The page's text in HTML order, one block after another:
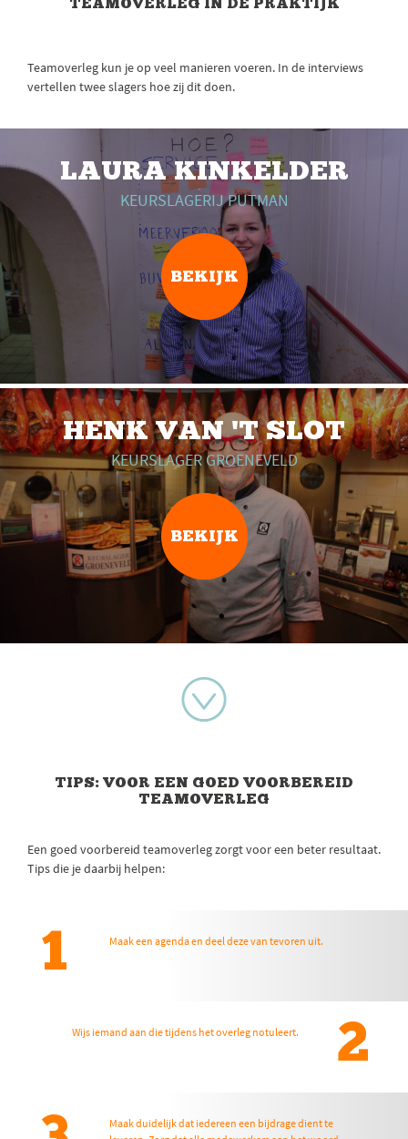
TEAMOVERLEG IN DE PRAKTIJK
Teamoverleg kun je op veel manieren voeren. In de interviews
vertellen twee slagers hoe zij dit doen.
LAURA KINKELDER
KEURSLAGERIJ PUTMAN
BEKIJK
HENK VAN 'T SLOT
KEURSLAGER GROENEVELD
BEKIJK
TIPS: VOOR EEN GOED VOORBEREID
TEAMOVERLEG
Een goed voorbereid teamoverleg zorgt voor een beter resultaat.
Tips die je daarbij helpen:
1 Maak een agenda en deel deze van tevoren uit.
2
Wijs iemand aan die tijdens het overleg notuleert.
Maak duidelijk dat iedereen een bijdrage dient te